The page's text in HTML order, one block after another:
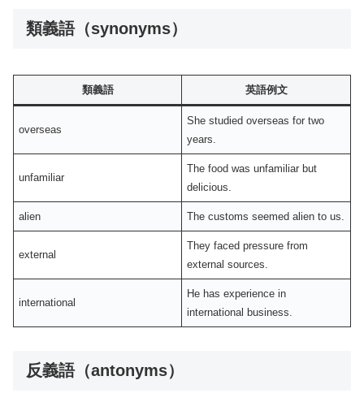
類義語（synonyms）
類義語 英語例文
overseas
She studied overseas for two
years.
unfamiliar
The food was unfamiliar but
delicious.
alien The customs seemed alien to us.
external
They faced pressure from
external sources.
international
He has experience in
international business.
反義語（antonyms）